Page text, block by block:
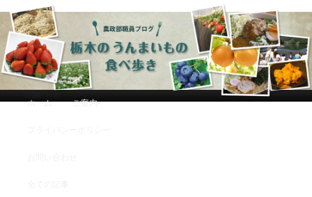
農政部職員ブログ「栃木のうんまい
もの食べ歩き」
メインコンテンツへ移動
サブコンテンツへ移動
ホーム ご案内